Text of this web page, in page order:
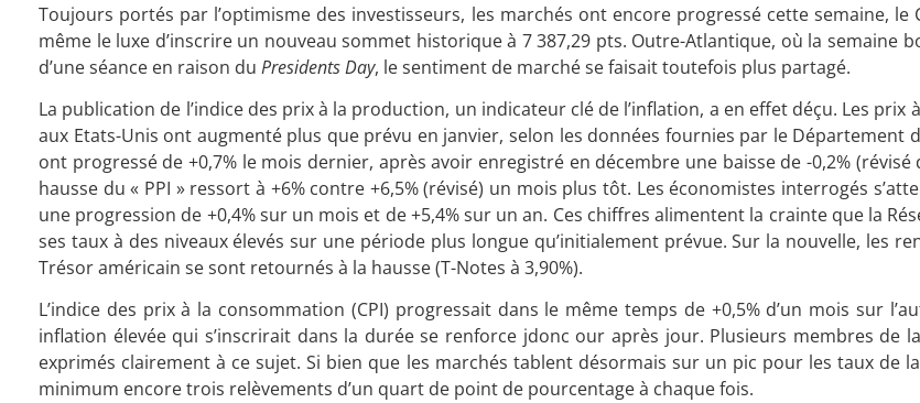
Toujours portés par l’optimisme des investisseurs, les marchés ont encore progressé cette semaine, le
même le luxe d’inscrire un nouveau sommet historique à 7 387,29 pts. Outre-Atlantique, où la semaine
d’une séance en raison du Presidents Day, le sentiment de marché se faisait toutefois plus partagé.
La publication de l’indice des prix à la production, un indicateur clé de l’inflation, a en effet déçu. Les prix
aux Etats-Unis ont augmenté plus que prévu en janvier, selon les données fournies par le Département
ont progressé de +0,7% le mois dernier, après avoir enregistré en décembre une baisse de -0,2% (révisé
hausse du « PPI » ressort à +6% contre +6,5% (révisé) un mois plus tôt. Les économistes interrogés
une progression de +0,4% sur un mois et de +5,4% sur un an. Ces chiffres alimentent la crainte que la
ses taux à des niveaux élevés sur une période plus longue qu’initialement prévue. Sur la nouvelle, les
Trésor américain se sont retournés à la hausse (T-Notes à 3,90%).
L’indice des prix à la consommation (CPI) progressait dans le même temps de +0,5% d’un mois sur
inflation élevée qui s’inscrirait dans la durée se renforce jdonc our après jour. Plusieurs membres de
exprimés clairement à ce sujet. Si bien que les marchés tablent désormais sur un pic pour les taux de
minimum encore trois relèvements d’un quart de point de pourcentage à chaque fois.